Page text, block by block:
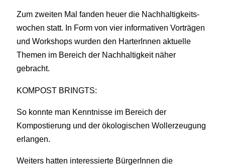
Zum zweiten Mal fanden heuer die Nachhaltigkeits-
wochen statt. In Form von vier informativen Vorträgen
und Workshops wurden den HarterInnen aktuelle
Themen im Bereich der Nachhaltigkeit näher
gebracht.
KOMPOST BRINGTS:
So konnte man Kenntnisse im Bereich der
Kompostierung und der ökologischen Wollerzeugung
erlangen.
Weiters hatten interessierte BürgerInnen die